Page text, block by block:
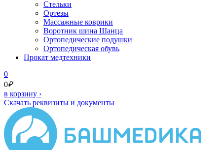
Стельки
Ортезы
Массажные коврики
Воротник шина Шанца
Ортопедические подушки
Ортопедическая обувь
Прокат медтехники
0
0₽
в корзину ›
Скачать реквизиты и документы